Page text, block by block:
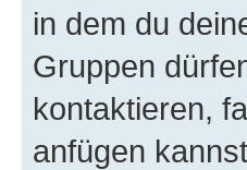
in dem du
Gruppen
kontaktieren,
anfügen